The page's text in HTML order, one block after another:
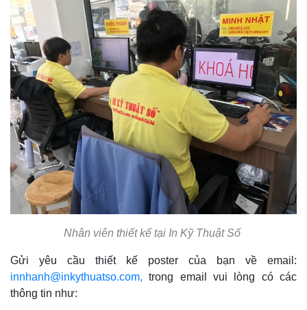
Nhân viên thiết kế tại In Kỹ Thuật Số
Gửi yêu cầu thiết kế poster của bạn về email:
innhanh@inkythuatso.com, trong email vui lòng có các
thông tin như: